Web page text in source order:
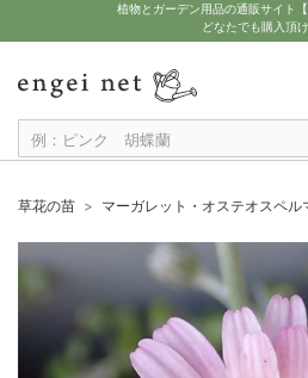
植物とガーデン用品の通販サイト
どなたでも購入頂
草花の苗 マーガレット・オステオスペル